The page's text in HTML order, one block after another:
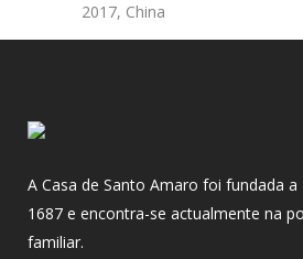
2017, China
A Casa de Santo Amaro foi fundada
1687 e encontra-se actualmente na
familiar.